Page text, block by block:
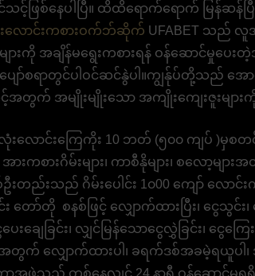
ဖြစ်နေပါပြီ။ ထိထိရောက်ရောက် မြန်ဆန်ပြီး
လောင်းကစားဝက်ဘ်ဆိုက် UFABET သည်
များကို အချိန်မရွေးကစားရန် ဝန်ဆောင်မှုပ
ပျော်စရာတွင်ပါဝင်ဆင်နွဲပါ။ကျွန်ုပ်တို့သည်
အတွက် အမျိုးမျိုးသော အကျိုးကျေးဇူးမျာ
လောင်းကြေကိုး 10 ဘတ် (၅၀၀ ကျပ် )မှစတ
ားကစားဂိမ်းများ၊ ကာစီနိုများ၊ စလော့မျာ
ဦးတည်းသည် ဂိမ်းပေါင်း 1၀00 ကျော် လောင်
တော်တို စနစ်ဖြင့် လျှောက်ထားပြီး၊ ငွေသွင်
ချေခြင်း၊ လျှင်မြန်သောငွေလွှဲခြင်း၊ ငွေကြ
က် လျှောက်ထားပါ၊ ခရက်ဒစ်အခမဲ့ရယူပါ၊